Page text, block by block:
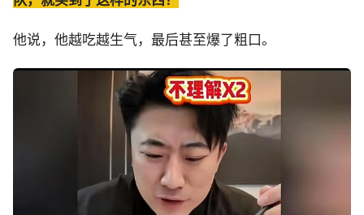
他说，他越吃越生气，最后甚至爆了粗口。